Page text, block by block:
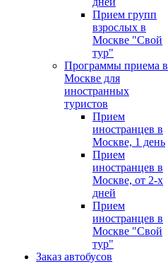
Прием групп
взрослых в
Москве "Свой
тур"
Программы приема в
Москве для
иностранных
туристов
Прием
иностранцев в
Москве, 1 день
Прием
иностранцев в
Москве, от 2-х
дней
Прием
иностранцев в
Москве "Свой
тур"
Заказ автобусов